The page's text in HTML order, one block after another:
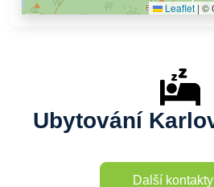
Leaflet | ©
Ubytování
Další kontakty